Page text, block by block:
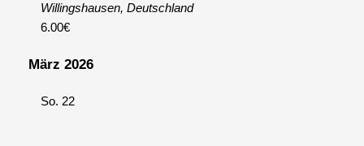
Willingshausen, Deutschland
6.00€
März 2026
So. 22